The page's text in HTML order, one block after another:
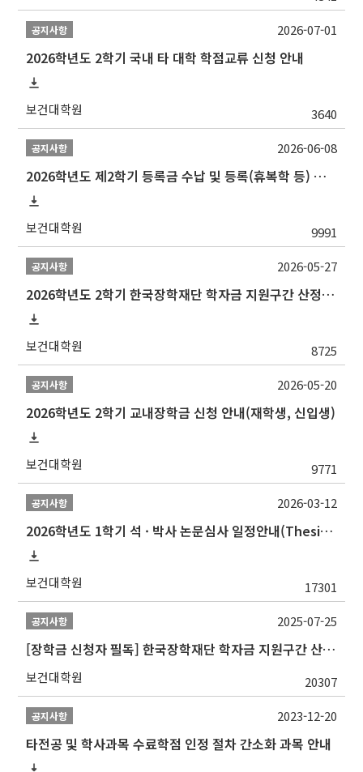
공지사항
2026학년도 2학기 국내 타 대학 학점교류 신청 안내
보건대학원 3640
2026-07-01
공지사항
2026학년도 제2학기 등록금 수납 및 등록(휴복학 등) 일정 안내
보건대학원 9991
2026-06-08
공지사항
2026학년도 2학기 한국장학재단 학자금 지원구간 산정 신청 안내
보건대학원 8725
2026-05-27
공지사항
2026학년도 2학기 교내장학금 신청 안내(재학생, 신입생)
보건대학원 9771
2026-05-20
공지사항
2026학년도 1학기 석 · 박사 논문심사 일정안내(Thesis Defense Schedules)
보건대학원 17301
2026-03-12
공지사항
[장학금 신청자 필독] 한국장학재단 학자금 지원구간 산정 권고
보건대학원 20307
2025-07-25
공지사항
타전공 및 학사과목 수료학점 인정 절차 간소화 과목 안내
2023-12-20